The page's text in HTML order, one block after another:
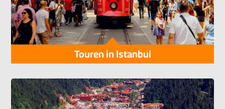
Touren in Istanbul